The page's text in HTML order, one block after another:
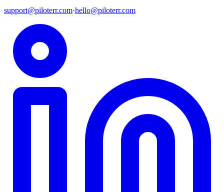
support@piloterr.com·hello@piloterr.com